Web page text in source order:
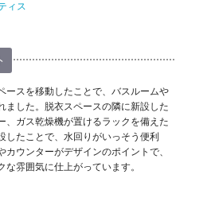
ィス
ースを移動したことで、バスルームや
ました。脱衣スペースの隣に新設した
、ガス乾燥機が置けるラックを備えた
したことで、水回りがいっそう便利
カウンターがデザインのポイントで、
雰囲気に仕上がっています。